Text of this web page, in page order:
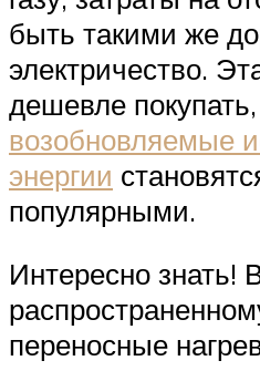
быть такими же
электричество.
дешевле
возобновляемые
энергии
популярными.
Интересно знать!
переносные